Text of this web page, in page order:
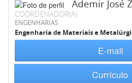
Ademir José
COORDENADOR(A)
ENGENHARIAS
Engenharia de Materiais e
E-mail
Currículo